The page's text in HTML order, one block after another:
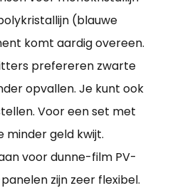
(blauwe
komt aardig overeen.
prefereren zwarte
opvallen. Je kunt ook
Voor een set met
minder geld kwijt.
voor dunne-film PV-
zijn zeer flexibel.